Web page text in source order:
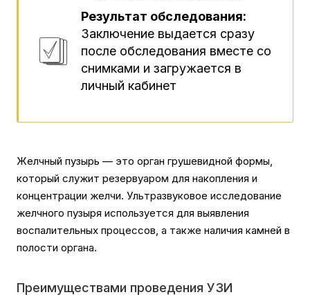
Результат обследования:
Заключение выдается сразу
после обследования вместе со
снимками и загружается в
личный кабинет
Желчный пузырь — это орган грушевидной формы,
который служит резервуаром для накопления и
концентрации желчи. Ультразвуковое исследование
желчного пузыря используется для выявления
воспалительных процессов, а также наличия камней в
полости органа.
Преимуществами проведения УЗИ